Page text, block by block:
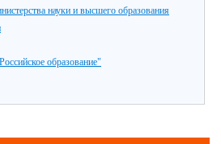
науки и высшего образования
образование"